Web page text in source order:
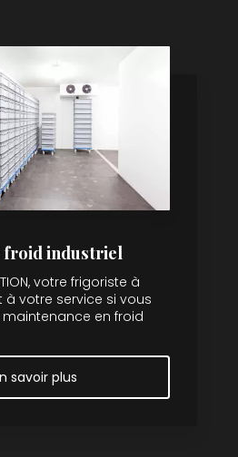
froid industriel
votre frigoriste à
à votre service si vous
en froid
savoir plus